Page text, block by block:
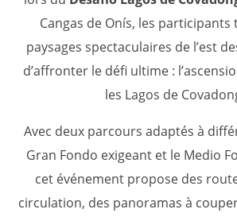
Cangas de Onís, les participants
paysages spectaculaires de l’est
d’affronter le défi ultime :
les Lagos de
Avec deux parcours adaptés à
Gran Fondo exigeant et le Medio
cet événement propose des
circulation, des panoramas à